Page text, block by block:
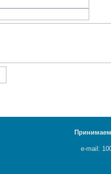
e-mail: